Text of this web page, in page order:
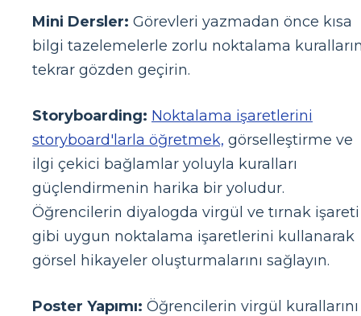
Mini Dersler: Görevleri yazmadan önce kısa
bilgi tazelemelerle zorlu noktalama
tekrar gözden geçirin.
Storyboarding: Noktalama işaretlerini
storyboard'larla öğretmek, görselleştirme ve
ilgi çekici bağlamlar yoluyla kuralları
güçlendirmenin harika bir yoludur.
Öğrencilerin diyalogda virgül ve tırnak işareti
gibi uygun noktalama işaretlerini kullanarak
görsel hikayeler oluşturmalarını sağlayın.
Poster Yapımı: Öğrencilerin virgül kurallarını